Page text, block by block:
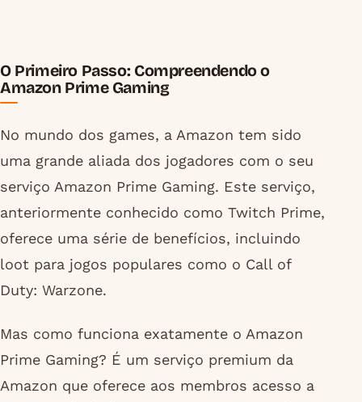
O Primeiro Passo: Compreendendo o
Amazon Prime Gaming
No mundo dos games, a Amazon tem sido
uma grande aliada dos jogadores com o seu
serviço Amazon Prime Gaming. Este serviço,
anteriormente conhecido como Twitch Prime,
oferece uma série de benefícios, incluindo
loot para jogos populares como o Call of
Duty: Warzone.
Mas como funciona exatamente o Amazon
Prime Gaming? É um serviço premium da
Amazon que oferece aos membros acesso a